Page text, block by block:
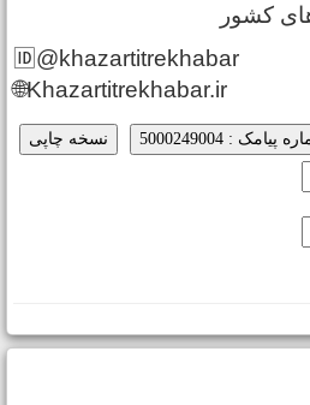
کشور
🆔@khazartitrekhabar
🌐Khazartitrekhabar.ir
نسخه چاپی : 5000249004